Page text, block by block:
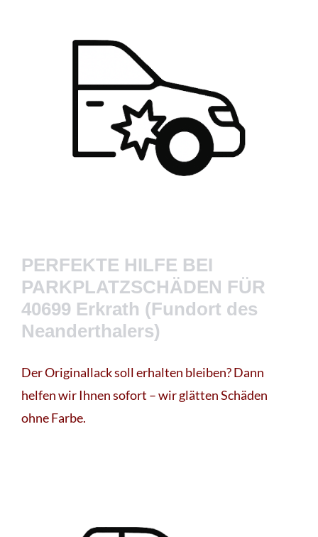
PERFEKTE HILFE BEI
PARKPLATZSCHÄDEN FÜR
40699 Erkrath (Fundort des
Neanderthalers)
Der Originallack soll erhalten bleiben? Dann
helfen wir Ihnen sofort – wir glätten Schäden
ohne Farbe.